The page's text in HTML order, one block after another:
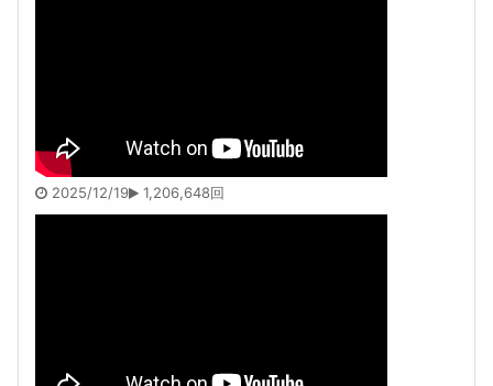
2025/12/19 1,206,648回